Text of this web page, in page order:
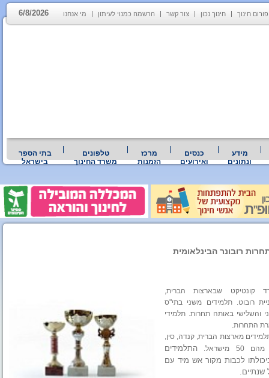
פורום חינוך חינוך נכון צור קשר הרשמה כמנוי לעיתון מי אנחנו 6/8/2026
מידע
ונתונים
כנסים
ואירועים
מרכז
הזמנות
טלפונים
משרד החינוך
בתי הספר
בישראל
רובונר הבינלאומית
קונטיקט שבארצות הברית,
רובוט. תלמידים משני בתי"ס
והשלישי באותה תחרות. תלמידי
התחרות.
מארצות הברית, קנדה, סין,
התלמידים
לכבות מקור אש מיד עם
שנתיים.